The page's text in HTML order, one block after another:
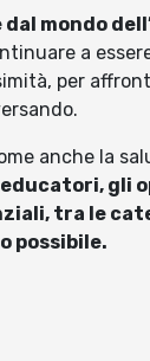
mondo
a
per
anche la
gli
tra le
possibile.